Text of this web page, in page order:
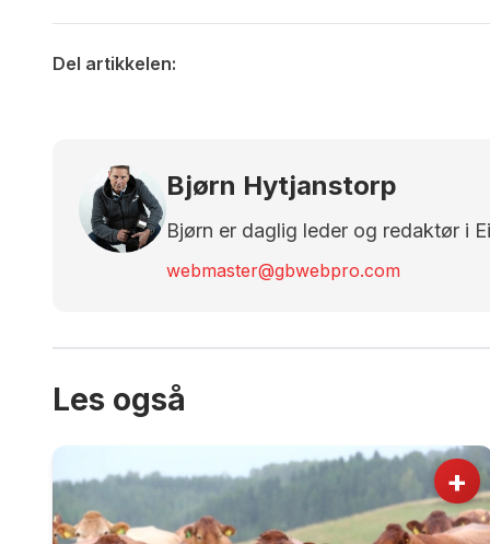
Del artikkelen:
Bjørn Hytjanstorp
Bjørn er daglig leder og redaktør i
webmaster@gbwebpro.com
Les også
+